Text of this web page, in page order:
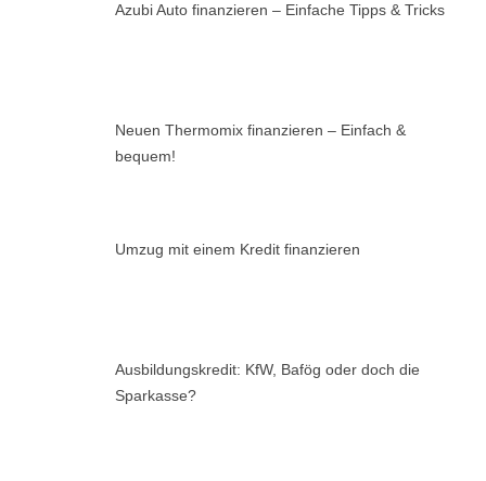
Azubi Auto finanzieren – Einfache Tipps & Tricks
Neuen Thermomix finanzieren – Einfach &
bequem!
Umzug mit einem Kredit finanzieren
Ausbildungskredit: KfW, Bafög oder doch die
Sparkasse?